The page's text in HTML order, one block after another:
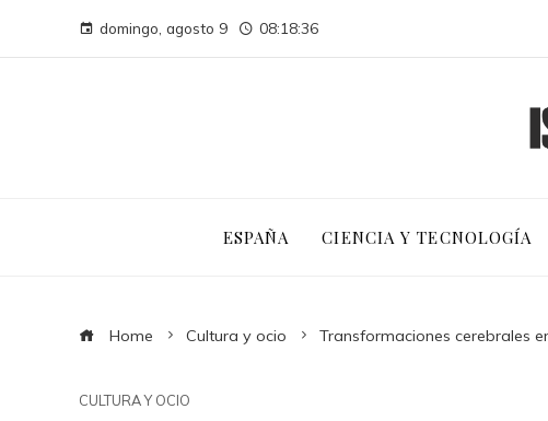
domingo, agosto 9 08:18:37
ESPAÑA CIENCIA Y TECNOLOGÍA
Home Cultura y ocio Transformaciones cerebrales
CULTURA Y OCIO